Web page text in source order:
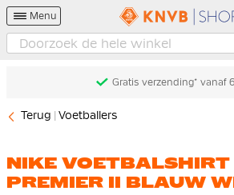
Menu
Gratis verzending* vanaf
Terug Voetballers
NIKE VOETBALSHIRT
PREMIER II BLAUW